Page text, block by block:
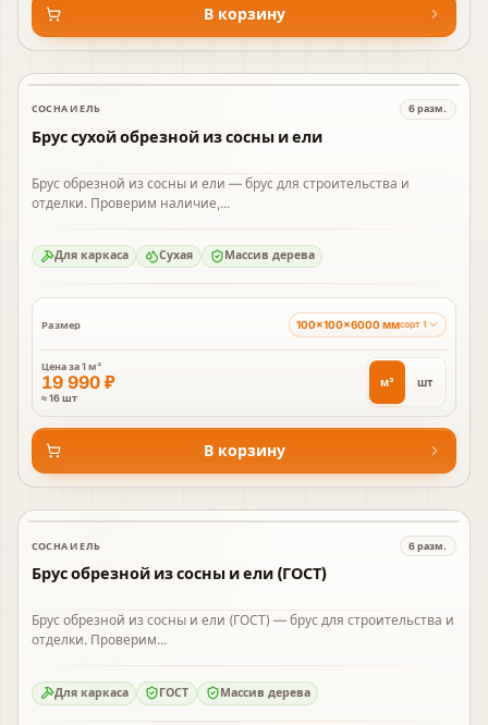
В корзину
В наличии
СОСНА И ЕЛЬ 6разм.
Брус сухой обрезной из сосны и ели
Брус обрезной из сосны и ели — брус для строительства и
отделки. Проверим наличие,...
Для каркаса Сухая Массив дерева
Размер 100×100×6000 ммсорт 1
Цена за1 м³
19 990 ₽
≈ 16 шт
м³ шт
В корзину
В наличии
СОСНА И ЕЛЬ 6разм.
Брус обрезной из сосны и ели (ГОСТ)
Брус обрезной из сосны и ели (ГОСТ) — брус для строительства и
отделки. Проверим...
Для каркаса ГОСТ Массив дерева